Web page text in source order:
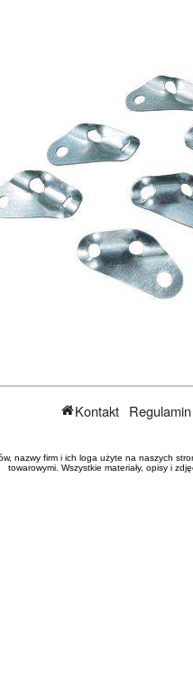
Kontakt
nazwy firm i ich loga użyte na naszych
towarowymi. Wszystkie materiały, opisy i